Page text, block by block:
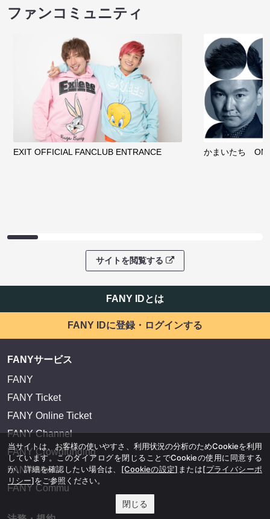
ファンコミュニティ
EXIT OFFICIAL FANCLUB ENTRANCE かまいたち
サイトを閲覧する
FANY IDとは
FANY IDに登録・ログインする
FANYサービス
FANY
FANY Ticket
FANY Online Ticket
FANY Channel
FANY Crowdfunding
FANY Mall
FANY Commu
当サイトは、お客様の使いやすさ、利用状況の分析のためCookieを利用
しています。このダイアログを閉じることでCookieの使用に同意する
か、詳細を確認したい場合は、 [Cookieの設定] または[プライバシーポ
リシー]をご参照ください。
閉じる